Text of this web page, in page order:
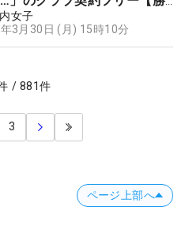
ア】
女子
3月30日 (月) 15時10分
/ 881件
3
ページ上部へ